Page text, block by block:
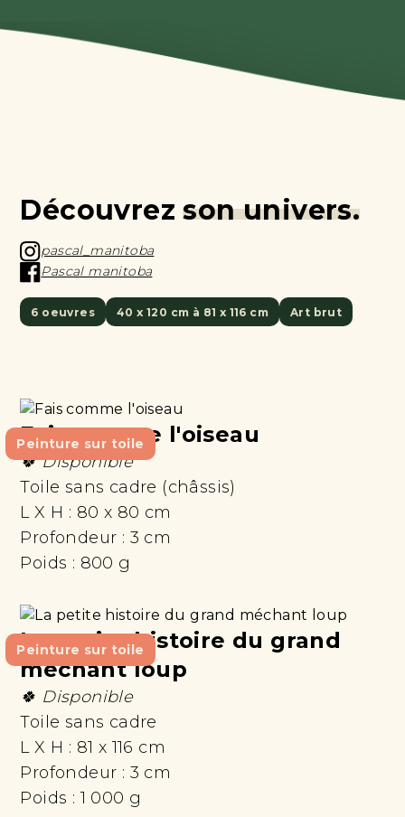
Découvrez son univers.
pascal_manitoba
Pascal manitoba
6 oeuvres 40 x 120 cm à 81 x 116 cm Art brut
Peinture sur toile
Fais comme l'oiseau
🍀 Disponible
Toile sans cadre (châssis)
L X H : 80 x 80 cm
Profondeur : 3 cm
Poids : 800 g
Peinture sur toile
La petite histoire du grand
méchant loup
🍀 Disponible
Toile sans cadre
L X H : 81 x 116 cm
Profondeur : 3 cm
Poids : 1 000 g